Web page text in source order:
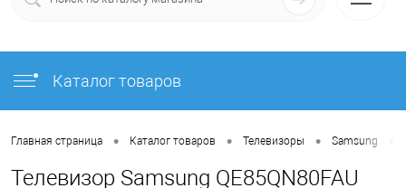
Каталог товаров
Главная страница • Каталог товаров • Телевизоры • Samsung
Телевизор Samsung QE85QN80FAU